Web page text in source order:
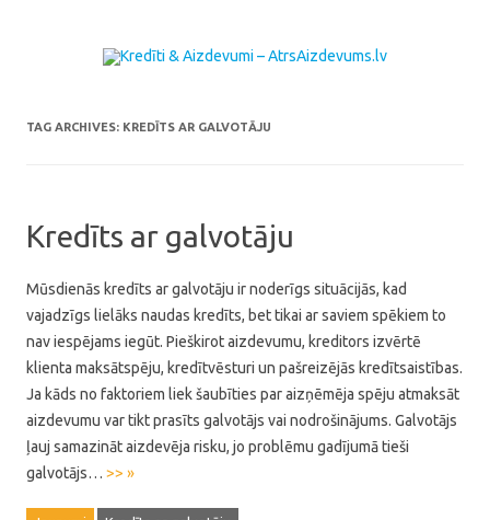
TAG ARCHIVES: KREDĪTS AR GALVOTĀJU
Kredīts ar galvotāju
Mūsdienās kredīts ar galvotāju ir noderīgs situācijās, kad
vajadzīgs lielāks naudas kredīts, bet tikai ar saviem spēkiem to
nav iespējams iegūt. Pieškirot aizdevumu, kreditors izvērtē
klienta maksātspēju, kredītvēsturi un pašreizējās kredītsaistības.
Ja kāds no faktoriem liek šaubīties par aizņēmēja spēju atmaksāt
aizdevumu var tikt prasīts galvotājs vai nodrošinājums. Galvotājs
ļauj samazināt aizdevēja risku, jo problēmu gadījumā tieši
galvotājs… >> »